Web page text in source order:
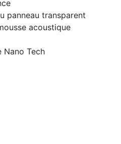
panneau transparent
acoustique
Nano Tech